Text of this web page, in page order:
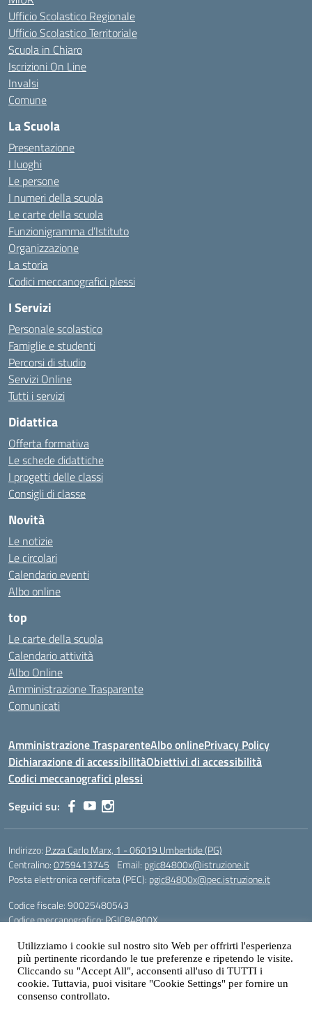
Ufficio Scolastico Regionale
Ufficio Scolastico Territoriale
Scuola in Chiaro
Iscrizioni On Line
Invalsi
Comune
La Scuola
Presentazione
I luoghi
Le persone
I numeri della scuola
Le carte della scuola
Funzionigramma d’Istituto
Organizzazione
La storia
Codici meccanografici plessi
I Servizi
Personale scolastico
Famiglie e studenti
Percorsi di studio
Servizi Online
Tutti i servizi
Didattica
Offerta formativa
Le schede didattiche
I progetti delle classi
Consigli di classe
Novità
Le notizie
Le circolari
Calendario eventi
Albo online
top
Le carte della scuola
Calendario attività
Albo Online
Amministrazione Trasparente
Comunicati
Amministrazione TrasparenteAlbo onlinePrivacy Policy
Dichiarazione di accessibilitàObiettivi di accessibilità
Codici meccanografici plessi
Seguici su:
Indirizzo: P.zza Carlo Marx, 1 - 06019 Umbertide (PG)
Centralino:0759413745 Email: pgic84800x@istruzione.it
Posta elettronica certificata (PEC): pgic84800x@pec.istruzione.it
Codice fiscale: 90025480543
Codice meccanografico:PGIC84800X
Gestione sito web: prof. Paolo Chitarrai
Utilizziamo i cookie sul nostro sito Web per offrirti l'esperienza
più pertinente ricordando le tue preferenze e ripetendo le visite.
Cliccando su "Accept All", acconsenti all'uso di TUTTI i
cookie. Tuttavia, puoi visitare "Cookie Settings" per fornire un
consenso controllato.